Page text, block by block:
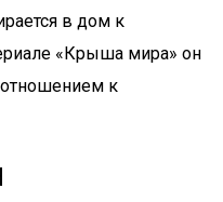
в дом к
«Крыша мира» он
отношением к